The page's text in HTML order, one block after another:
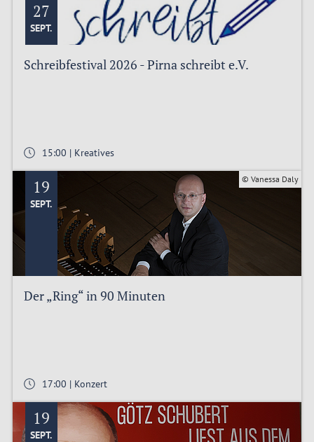
27
SEPT.
Schreibfestival 2026 - Pirna schreibt e.V.
15:00 | Kreatives
19
SEPT.
© Vanessa Daly
Der „Ring“ in 90 Minuten
17:00 | Konzert
19
SEPT.